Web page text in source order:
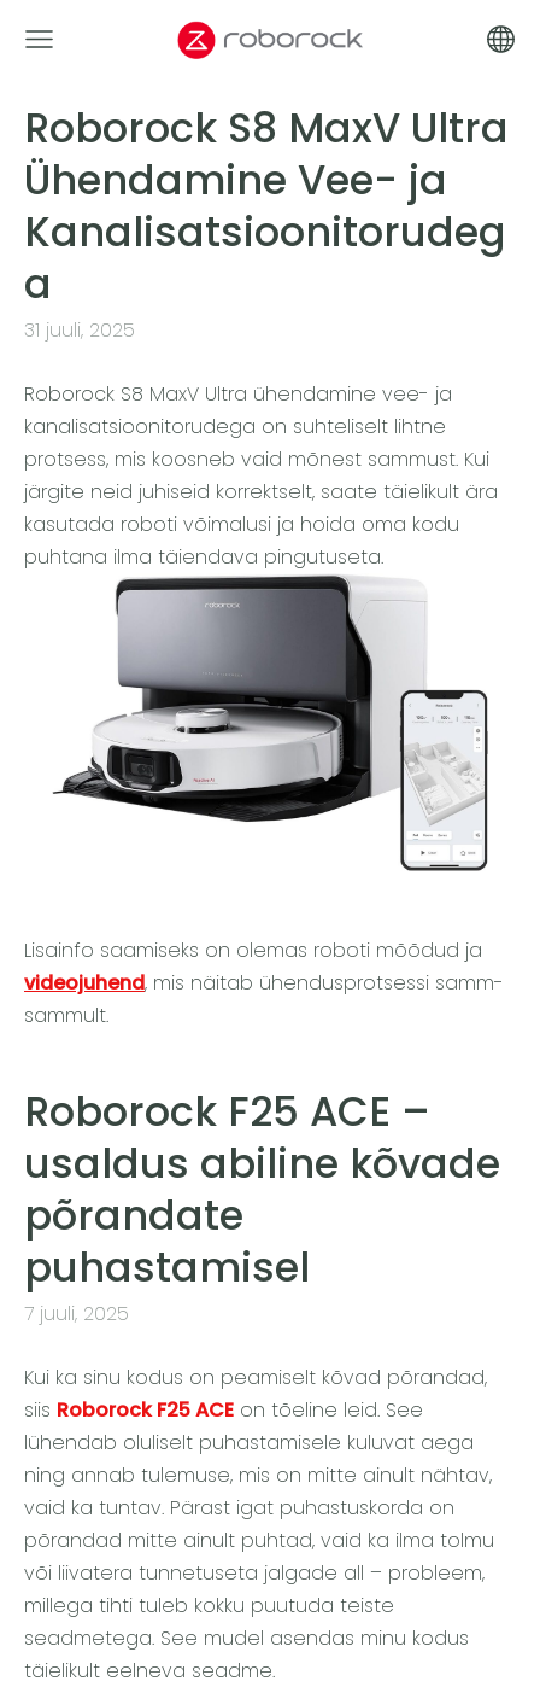
Roborock S8 MaxV Ultra
Ühendamine Vee- ja
Kanalisatsioonitorudeg
a
31 juuli, 2025
Roborock S8 MaxV Ultra ühendamine vee- ja
kanalisatsioonitorudega on suhteliselt lihtne
protsess, mis koosneb vaid mõnest sammust. Kui
järgite neid juhiseid korrektselt, saate täielikult ära
kasutada roboti võimalusi ja hoida oma kodu
puhtana ilma täiendava pingutuseta.
Lisainfo saamiseks on olemas roboti mõõdud ja
videojuhend, mis näitab ühendusprotsessi samm-
sammult.
Roborock F25 ACE –
usaldus abiline kõvade
põrandate
puhastamisel
7 juuli, 2025
Kui ka sinu kodus on peamiselt kõvad põrandad,
siis Roborock F25 ACE on tõeline leid. See
lühendab oluliselt puhastamisele kuluvat aega
ning annab tulemuse, mis on mitte ainult nähtav,
vaid ka tuntav. Pärast igat puhastuskorda on
põrandad mitte ainult puhtad, vaid ka ilma tolmu
või liivatera tunnetuseta jalgade all – probleem,
millega tihti tuleb kokku puutuda teiste
seadmetega. See mudel asendas minu kodus
täielikult eelneva seadme.